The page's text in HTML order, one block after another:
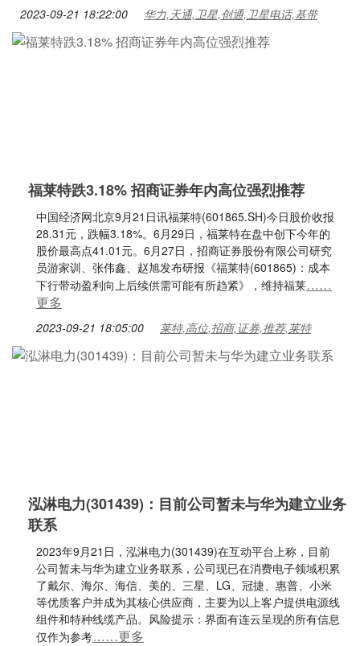
2023-09-21 18:22:00 华力,天通,卫星,创通,卫星电话,基带
福莱特跌3.18% 招商证券年内高位强烈推荐
中国经济网北京9月21日讯福莱特(601865.SH)今日股价收报
28.31元，跌幅3.18%。6月29日，福莱特在盘中创下今年的
股价最高点41.01元。6月27日，招商证券股份有限公司研究
员游家训、张伟鑫、赵旭发布研报《福莱特(601865)：成本
下行带动盈利向上后续供需可能有所趋紧》，维持福莱……
更多
2023-09-21 18:05:00 莱特,高位,招商,证券,推荐,莱特
泓淋电力(301439)：目前公司暂未与华为建立业务
联系
2023年9月21日，泓淋电力(301439)在互动平台上称，目前
公司暂未与华为建立业务联系，公司现已在消费电子领域积累
了戴尔、海尔、海信、美的、三星、LG、冠捷、惠普、小米
等优质客户并成为其核心供应商，主要为以上客户提供电源线
组件和特种线缆产品。风险提示：界面有连云呈现的所有信息
仅作为参考……更多